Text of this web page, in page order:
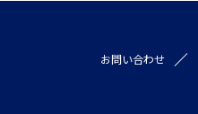
お問い合わせ